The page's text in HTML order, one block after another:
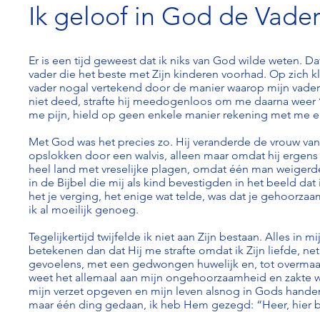
Ik geloof in God de Vader
Er is een tijd geweest dat ik niks van God wilde weten.
vader die het beste met Zijn kinderen voorhad. Op zich
vader nogal vertekend door de manier waarop mijn
niet deed, strafte hij meedogenloos om me daarna
me pijn, hield op geen enkele manier rekening met me
Met God was het precies zo. Hij veranderde de vrouw
opslokken door een walvis, alleen maar omdat hij
heel land met vreselijke plagen, omdat één man
in de Bijbel die mij als kind bevestigden in het beeld
het je verging, het enige wat telde, was dat je
ik al moeilijk genoeg.
Tegelijkertijd twijfelde ik niet aan Zijn bestaan. Alles in
betekenen dan dat Hij me strafte omdat ik Zijn liefde,
gevoelens, met een gedwongen huwelijk en, tot
weet het allemaal aan mijn ongehoorzaamheid en
mijn verzet opgeven en mijn leven alsnog in Gods
maar één ding gedaan, ik heb Hem gezegd: “Heer, hier